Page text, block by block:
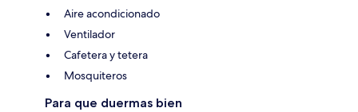
Aire acondicionado
Ventilador
Cafetera y tetera
Mosquiteros
Para que duermas bien